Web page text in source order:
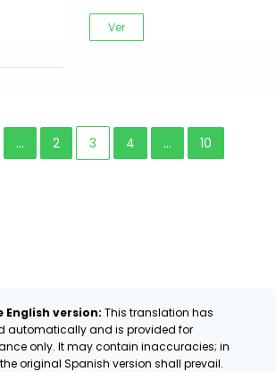
Ver
... 2 3 4 ... 10
English version: This translation has
automatically and is provided for
only. It may contain inaccuracies; in
original Spanish version shall prevail.